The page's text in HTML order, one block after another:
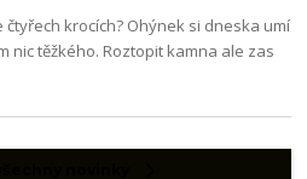
krocích? Ohýnek si dneska umí
nic těžkého. Roztopit kamna ale zas